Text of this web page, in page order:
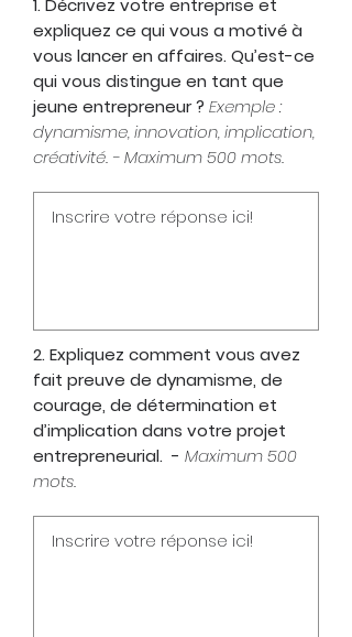
1. Décrivez votre entreprise et
expliquez ce qui vous a motivé à
vous lancer en affaires. Qu’est-ce
qui vous distingue en tant que
jeune entrepreneur ? Exemple :
dynamisme, innovation, implication,
créativité. - Maximum 500 mots.
2. Expliquez comment vous avez
fait preuve de dynamisme, de
courage, de détermination et
d’implication dans votre projet
entrepreneurial. - Maximum 500
mots.